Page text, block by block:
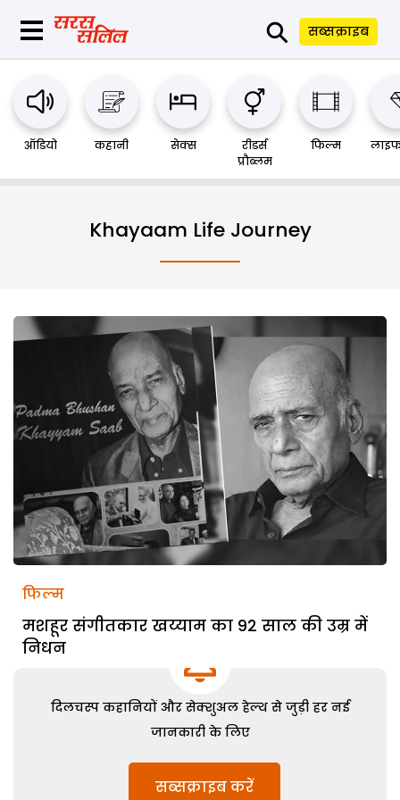
⚲ सब्सक्राइब
ऑडियो कहानी सेक्स
रीडर्स
प्रौब्लम
फिल्म
Khayaam Life Journey
फिल्म
मशहूर संगीतकार खय्याम का 92 साल की उम्र में
निधन
दिलचस्प कहानियों और सेक्शुअल हेल्थ से जुड़ी हर नई
जानकारी के लिए
सब्सक्राइब करें